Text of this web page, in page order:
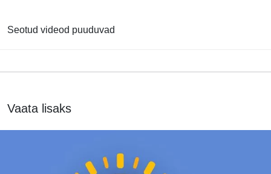
Seotud videod puuduvad
Vaata lisaks